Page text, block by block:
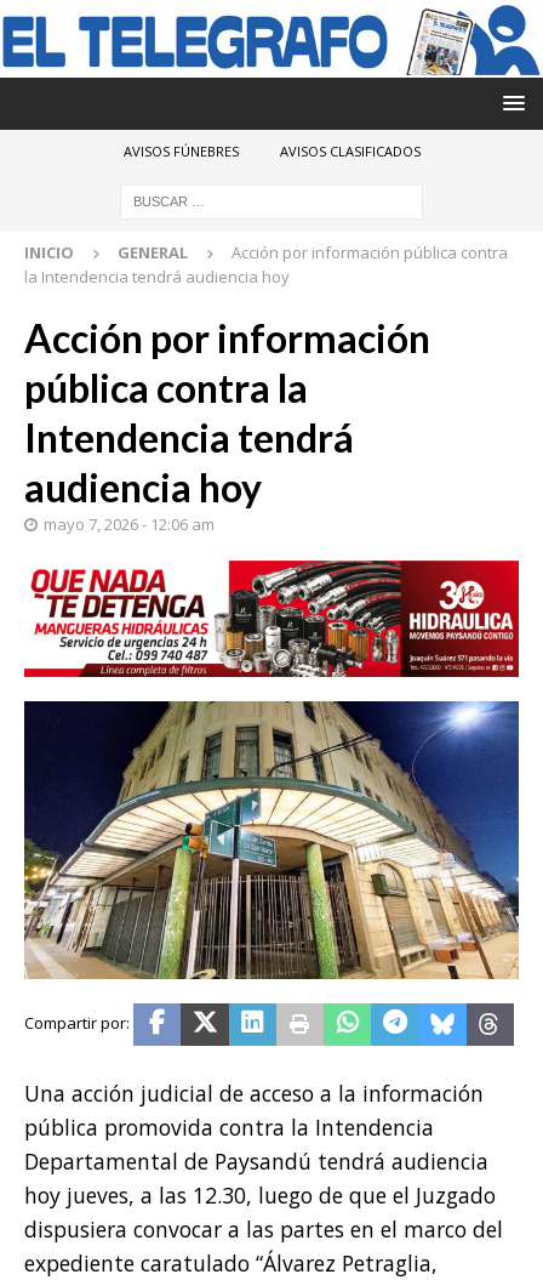
AVISOS FÚNEBRES AVISOS CLASIFICADOS
INICIO GENERAL
Acción por información pública contra
la Intendencia tendrá audiencia hoy
Acción por información
pública contra la
Intendencia tendrá
audiencia hoy
mayo 7, 2026 - 12:06 am
Una acción judicial de acceso a la información
pública promovida contra la Intendencia
Departamental de Paysandú tendrá audiencia
hoy jueves, a las 12.30, luego de que el Juzgado
dispusiera convocar a las partes en el marco del
expediente caratulado “Álvarez Petraglia,